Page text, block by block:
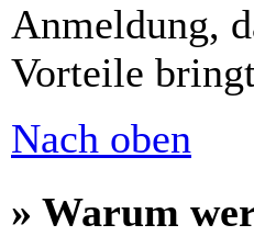
Anmeldung,
Vorteile
Nach oben
» Warum